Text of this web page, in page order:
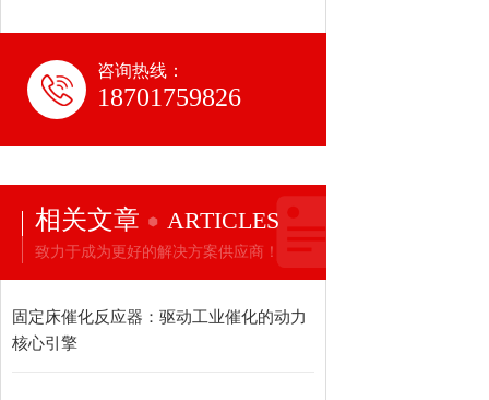
咨询热线：
18701759826
相关文章 ARTICLES
致力于成为更好的解决方案供应商！
固定床催化反应器：驱动工业催化的动力
核心引擎